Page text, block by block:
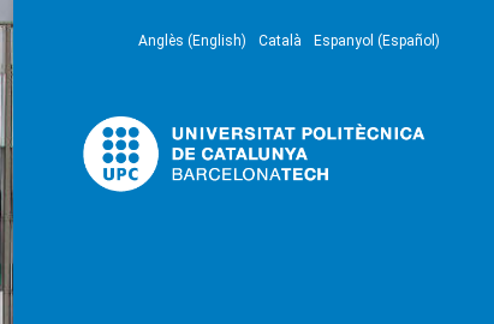
Anglès (English) Català Espanyol (Español)